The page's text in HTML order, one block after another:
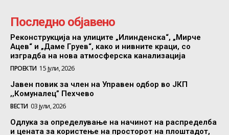
Последно објавено
Реконструкција на улиците „Илинденска“, „Мирче
Ацев“ и „Даме Груев“, како и нивните краци, со
изградба на нова атмосферска канализација
ПРОЕКТИ 15 јули, 2026
Јавен повик за член на Управен одбор во ЈКП
,,Комуналец” Пехчево
ВЕСТИ 03 јули, 2026
Одлука за определување на начинот на распределба
и цената за користење на просторот на плоштадот,